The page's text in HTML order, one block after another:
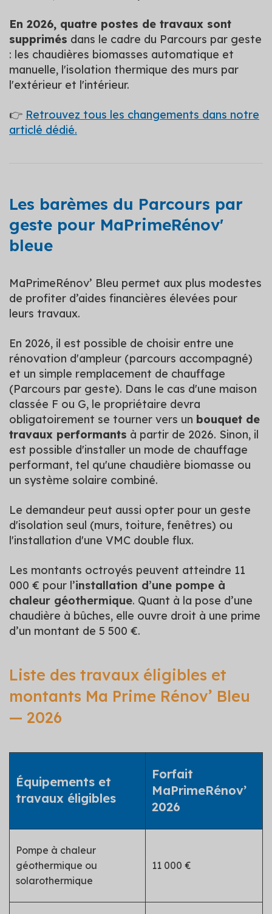
En 2026, quatre postes de travaux sont
supprimés dans le cadre du Parcours par geste
: les chaudières biomasses automatique et
manuelle, l'isolation thermique des murs par
l'extérieur et l'intérieur.
👉 Retrouvez tous les changements dans notre
articlé dédié.
Les barèmes du Parcours par
geste pour MaPrimeRénov'
bleue
MaPrimeRénov’ Bleu permet aux plus modestes
de profiter d’aides financières élevées pour
leurs travaux.
En 2026, il est possible de choisir entre une
rénovation d'ampleur (parcours accompagné)
et un simple remplacement de chauffage
(Parcours par geste). Dans le cas d'une maison
classée F ou G, le propriétaire devra
obligatoirement se tourner vers un bouquet de
travaux performants à partir de 2026. Sinon, il
est possible d'installer un mode de chauffage
performant, tel qu'une chaudière biomasse ou
un système solaire combiné.
Le demandeur peut aussi opter pour un geste
d'isolation seul (murs, toiture, fenêtres) ou
l'installation d'une VMC double flux.
Les montants octroyés peuvent atteindre 11
000 € pour l’installation d’une pompe à
chaleur géothermique. Quant à la pose d’une
chaudière à bûches, elle ouvre droit à une prime
d’un montant de 5 500 €.
Liste des travaux éligibles et
montants Ma Prime Rénov’ Bleu
— 2026
Équipements et
travaux éligibles
Forfait
MaPrimeRénov’
2026
Pompe à chaleur
géothermique ou
solarothermique
11 000 €